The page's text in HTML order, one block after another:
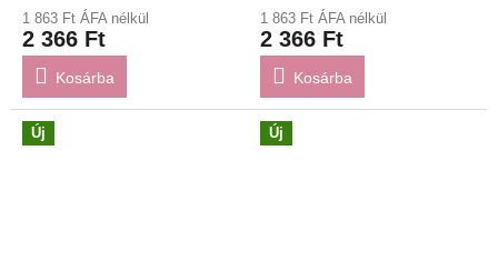
1 863 Ft ÁFA nélkül
2 366 Ft
Kosárba
1 863 Ft ÁFA nélkül
2 366 Ft
Kosárba
Új Új